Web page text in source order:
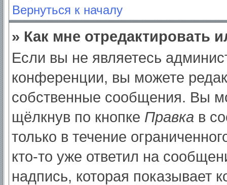
Вернуться к началу
» Как мне отредактировать
Если вы не являетесь
конференции, вы можете
собственные сообщения. Вы
щёлкнув по кнопке Правка в
только в течение
кто-то уже ответил на
надпись, которая показывает